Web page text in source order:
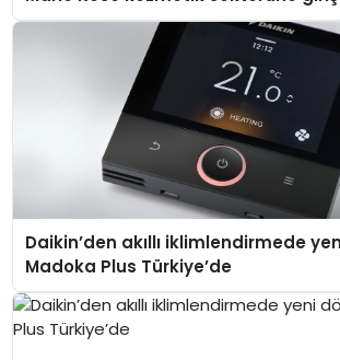
Daikin’den akıllı iklimlendirmede
Madoka Plus Türkiye’de